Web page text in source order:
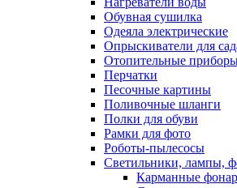
Обувная сушилка
Одеяла электрические
Опрыскиватели для
Отопительные
Перчатки
Песочные картины
Поливочные шланги
Полки для обуви
Рамки для фото
Роботы-пылесосы
Светильники, лампы,
Карманные